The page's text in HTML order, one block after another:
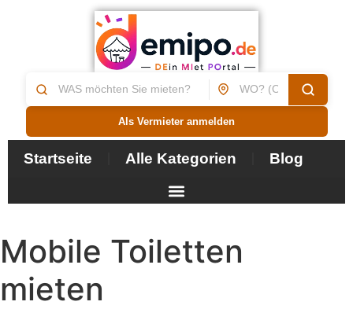
Als Vermieter anmelden
Startseite Alle Kategorien Blog
Mobile Toiletten
mieten